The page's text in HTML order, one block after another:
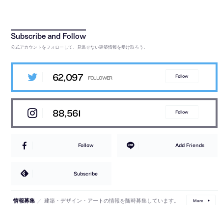
公式アカウントをフォローして、見逃せない建築情報を受け取ろう。
62,097 Follow
88,561 Follow
Follow Add Friends
Subscribe
情報募集 ／ 建築・デザイン・アートの情報を随時募集しています。 More